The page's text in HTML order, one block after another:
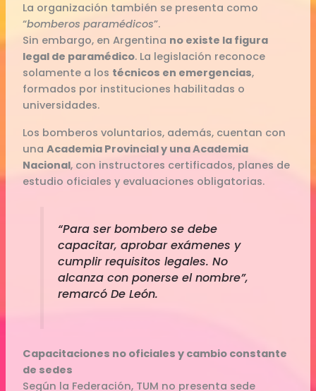
La organización también se presenta como
“bomberos paramédicos”.
Sin embargo, en Argentina no existe la figura
legal de paramédico. La legislación reconoce
solamente a los técnicos en emergencias,
formados por instituciones habilitadas o
universidades.
Los bomberos voluntarios, además, cuentan con
unaAcademia Provincial y una Academia
Nacional, con instructores certificados, planes de
estudio oficiales y evaluaciones obligatorias.
“Para ser bombero se debe
capacitar, aprobar exámenes y
cumplir requisitos legales. No
alcanza con ponerse el nombre”,
remarcó De León.
Capacitaciones no oficiales y cambio constante
de sedes
Según la Federación, TUM no presenta sede